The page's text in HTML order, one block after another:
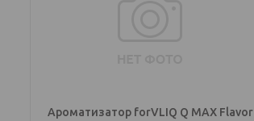
Ароматизатор forVLIQ Q MAX Flavor